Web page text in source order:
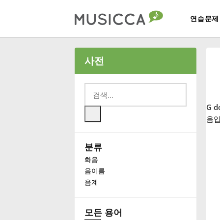
연습문제
Български
Deutsch
English
Español
사전
분류
화음
음이름
음계
모든 용어
G
음